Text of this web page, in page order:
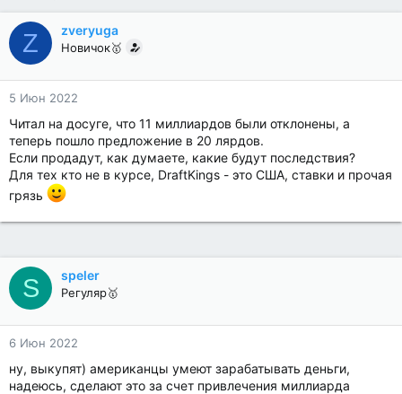
Z zveryuga
Новичок🥇
5 Июн 2022
Читал на досуге, что 11 миллиардов были отклонены, а
теперь пошло предложение в 20 лярдов.
Если продадут, как думаете, какие будут последствия?
Для тех кто не в курсе, DraftKings - это США, ставки и прочая
грязь
S speler
Регуляр🥇
6 Июн 2022
ну, выкупят) американцы умеют зарабатывать деньги,
надеюсь, сделают это за счет привлечения миллиарда